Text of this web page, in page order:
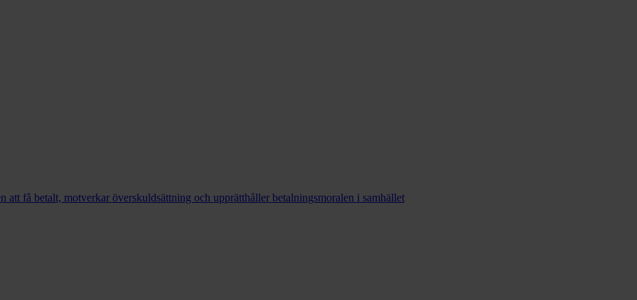
få betalt, motverkar överskuldsättning och upprätthåller betalningsmoralen i samhället